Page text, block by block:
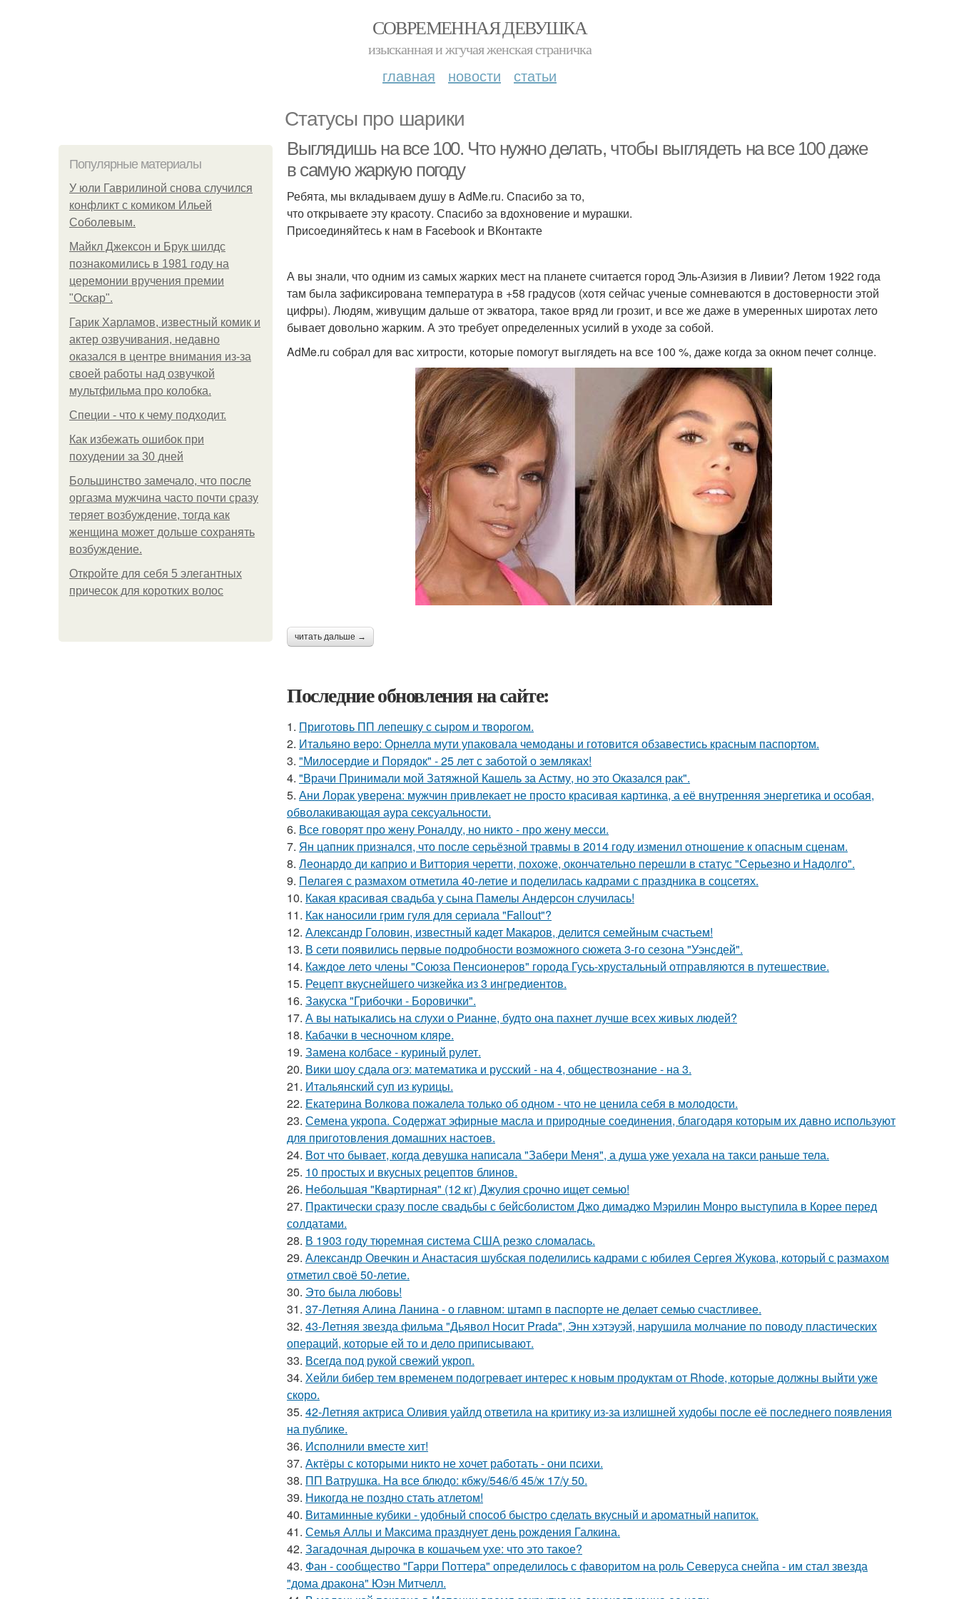
СОВРЕМЕННАЯ ДЕВУШКА
изысканная и жгучая женская страничка
главная новости статьи
Статусы про шарики
Популярные материалы
У юли Гаврилиной снова случился
конфликт с комиком Ильей
Соболевым.
Майкл Джексон и Брук шилдс
познакомились в 1981 году на
церемонии вручения премии
"Оскар".
Гарик Харламов, известный комик и
актер озвучивания, недавно
оказался в центре внимания из-за
своей работы над озвучкой
мультфильма про колобка.
Специи - что к чему подходит.
Как избежать ошибок при
похудении за 30 дней
Большинство замечало, что после
оргазма мужчина часто почти сразу
теряет возбуждение, тогда как
женщина может дольше сохранять
возбуждение.
Откройте для себя 5 элегантных
причесок для коротких волос
Выглядишь на все 100. Что нужно делать, чтобы выглядеть на все 100 даже
в самую жаркую погоду
Ребята, мы вкладываем душу в AdMe.ru. Cпасибо за то,
что открываете эту красоту. Спасибо за вдохновение и мурашки.
Присоединяйтесь к нам в Facebook и ВКонтакте
А вы знали, что одним из самых жарких мест на планете считается город Эль-Азизия в Ливии? Летом 1922 года
там была зафиксирована температура в +58 градусов (хотя сейчас ученые сомневаются в достоверности этой
цифры). Людям, живущим дальше от экватора, такое вряд ли грозит, и все же даже в умеренных широтах лето
бывает довольно жарким. А это требует определенных усилий в уходе за собой.
AdMe.ru собрал для вас хитрости, которые помогут выглядеть на все 100 %, даже когда за окном печет солнце.
читать дальше →
Последние обновления на сайте:
1. Приготовь ПП лепешку с сыром и творогом.
2. Итальяно веро: Орнелла мути упаковала чемоданы и готовится обзавестись красным паспортом.
3. "Милосердие и Порядок" - 25 лет с заботой о земляках!
4. "Врачи Принимали мой Затяжной Кашель за Астму, но это Оказался рак".
5. Ани Лорак уверена: мужчин привлекает не просто красивая картинка, а её внутренняя энергетика и особая,
обволакивающая аура сексуальности.
6. Все говорят про жену Роналду, но никто - про жену месси.
7. Ян цапник признался, что после серьёзной травмы в 2014 году изменил отношение к опасным сценам.
8. Леонардо ди каприо и Виттория черетти, похоже, окончательно перешли в статус "Серьезно и Надолго".
9. Пелагея с размахом отметила 40-летие и поделилась кадрами с праздника в соцсетях.
10. Какая красивая свадьба у сына Памелы Андерсон случилась!
11. Как наносили грим гуля для сериала "Fallout"?
12. Александр Головин, известный кадет Макаров, делится семейным счастьем!
13. В сети появились первые подробности возможного сюжета 3-го сезона "Уэнсдей".
14. Каждое лето члены "Союза Пенсионеров" города Гусь-хрустальный отправляются в путешествие.
15. Рецепт вкуснейшего чизкейка из 3 ингредиентов.
16. Закуска "Грибочки - Боровички".
17. А вы натыкались на слухи о Рианне, будто она пахнет лучше всех живых людей?
18. Кабачки в чесночном кляре.
19. Замена колбасе - куриный рулет.
20. Вики шоу сдала огэ: математика и русский - на 4, обществознание - на 3.
21. Итальянский суп из курицы.
22. Екатерина Волкова пожалела только об одном - что не ценила себя в молодости.
23. Семена укропа. Содержат эфирные масла и природные соединения, благодаря которым их давно используют
для приготовления домашних настоев.
24. Вот что бывает, когда девушка написала "Забери Меня", а душа уже уехала на такси раньше тела.
25. 10 простых и вкусных рецептов блинов.
26. Небольшая "Квартирная" (12 кг) Джулия срочно ищет семью!
27. Практически сразу после свадьбы с бейсболистом Джо димаджо Мэрилин Монро выступила в Корее перед
солдатами.
28. В 1903 году тюремная система США резко сломалась.
29. Александр Овечкин и Анастасия шубская поделились кадрами с юбилея Сергея Жукова, который с размахом
отметил своё 50-летие.
30. Это была любовь!
31. 37-Летняя Алина Ланина - о главном: штамп в паспорте не делает семью счастливее.
32. 43-Летняя звезда фильма "Дьявол Носит Prada", Энн хэтэуэй, нарушила молчание по поводу пластических
операций, которые ей то и дело приписывают.
33. Всегда под рукой свежий укроп.
34. Хейли бибер тем временем подогревает интерес к новым продуктам от Rhode, которые должны выйти уже
скоро.
35. 42-Летняя актриса Оливия уайлд ответила на критику из-за излишней худобы после её последнего появления
на публике.
36. Исполнили вместе хит!
37. Актёры с которыми никто не хочет работать - они психи.
38. ПП Ватрушка. На все блюдо: кбжу/546/б 45/ж 17/у 50.
39. Никогда не поздно стать атлетом!
40. Витаминные кубики - удобный способ быстро сделать вкусный и ароматный напиток.
41. Семья Аллы и Максима празднует день рождения Галкина.
42. Загадочная дырочка в кошачьем ухе: что это такое?
43. Фан - сообщество "Гарри Поттера" определилось с фаворитом на роль Северуса снейпа - им стал звезда
"дома дракона" Юэн Митчелл.